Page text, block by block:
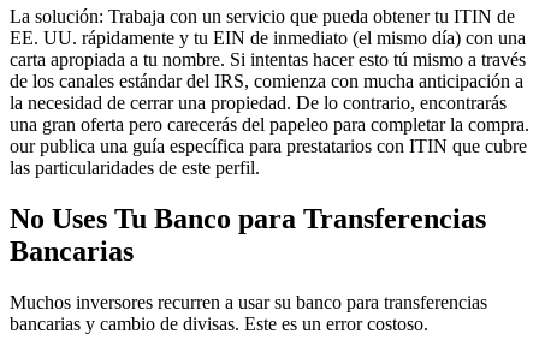
La solución: Trabaja con un servicio que pueda obtener tu ITIN de
EE. UU. rápidamente y tu EIN de inmediato (el mismo día) con una
carta apropiada a tu nombre. Si intentas hacer esto tú mismo a través
de los canales estándar del IRS, comienza con mucha anticipación a
la necesidad de cerrar una propiedad. De lo contrario, encontrarás
una gran oferta pero carecerás del papeleo para completar la compra.
our publica una guía específica para prestatarios con ITIN que cubre
las particularidades de este perfil.
No Uses Tu Banco para Transferencias
Bancarias
Muchos inversores recurren a usar su banco para transferencias
bancarias y cambio de divisas. Este es un error costoso.